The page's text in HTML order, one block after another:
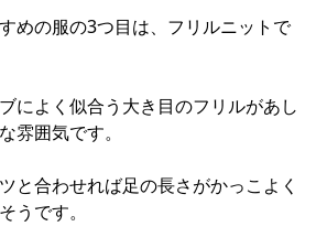
めの服の3つ目は、フリルニットで
によく似合う大き目のフリルがあし
雰囲気です。
と合わせれば足の長さがかっこよく
うです。